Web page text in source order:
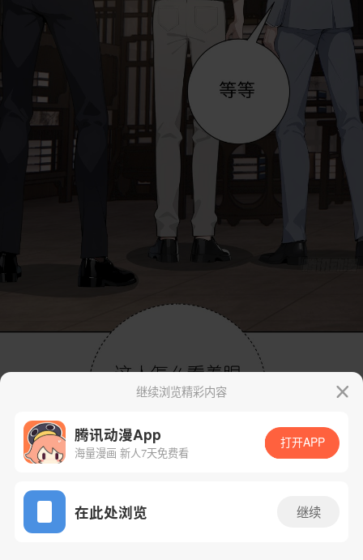
App免费看
继续浏览精彩内容
腾讯动漫App
海量漫画 新人7天免费看
打开APP
在此处浏览 继续